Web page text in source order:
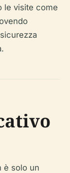
le visite come
è solo un